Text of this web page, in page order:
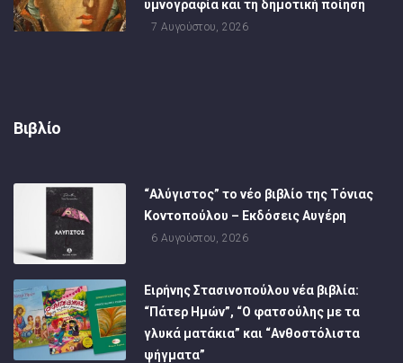
υμνογραφία και τη δημοτική ποίηση
7 Αυγούστου, 2026
Βιβλίο
“Αλύγιστος” το νέο βιβλίο της Τόνιας
Κοντοπούλου – Εκδόσεις Αυγέρη
6 Αυγούστου, 2026
Ειρήνης Στασινοπούλου νέα βιβλία:
“Πάτερ Ημών”, “Ο φατσούλης με τα
γλυκά ματάκια” και “Ανθοστόλιστα
ψήγματα”